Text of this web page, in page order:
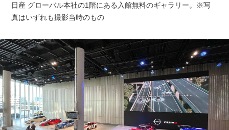
日産 グローバル本社の1階にある入館無料のギャラリー。※写
真はいずれも撮影当時のもの